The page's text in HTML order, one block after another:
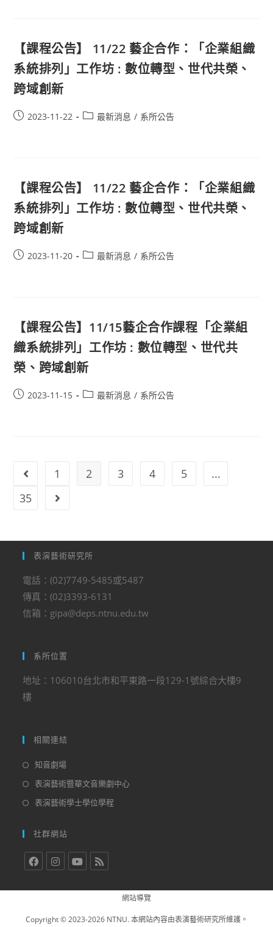
【課程公告】 11/22 藝企合作：「企業組織
系統排列」工作坊 : 數位轉型、世代共榮、
跨域創新
2023-11-22 最新消息 / 系所公告
【課程公告】 11/22 藝企合作：「企業組織
系統排列」工作坊 : 數位轉型、世代共榮、
跨域創新
2023-11-20 最新消息 / 系所公告
【課程公告】11/15藝企合作課程「企業組
織系統排列」工作坊 : 數位轉型、世代共
榮、跨域創新
2023-11-15 最新消息 / 系所公告
1 2 3 4 5
...
35
表演藝術研究所
電話：(02)7749-5485或5487
傳真：(02)3393-6131
信箱：gipa@deps.ntnu.edu.tw
系所位置
地址：106010台北市和平東路一段129-1號綜合大樓9
樓
相關連結
知音劇場
表演藝術暨華文音樂劇中心
表演藝術學士學位學程
社群網站
網站導覽
Copyright © 2023-2026 NTNU. 本網站內容由表演藝術研究所維護。